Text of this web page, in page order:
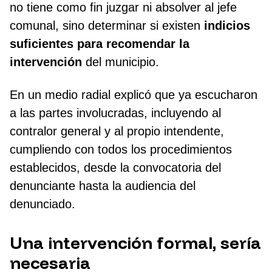
no tiene como fin juzgar ni absolver al jefe
comunal, sino determinar si existen indicios
suficientes para recomendar la
intervención del municipio.
En un medio radial explicó que ya escucharon
a las partes involucradas, incluyendo al
contralor general y al propio intendente,
cumpliendo con todos los procedimientos
establecidos, desde la convocatoria del
denunciante hasta la audiencia del
denunciado.
Una intervención formal, sería
necesaria